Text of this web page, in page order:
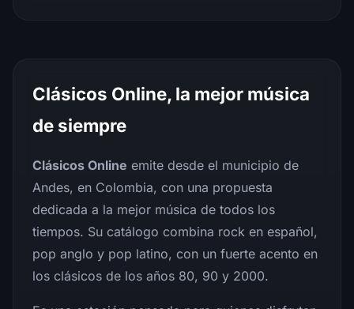
Clásicos Online, la mejor música
de siempre
Clásicos Online emite desde el municipio de
Andes, en Colombia, con una propuesta
dedicada a la mejor música de todos los
tiempos. Su catálogo combina rock en español,
pop anglo y pop latino, con un fuerte acento en
los clásicos de los años 80, 90 y 2000.